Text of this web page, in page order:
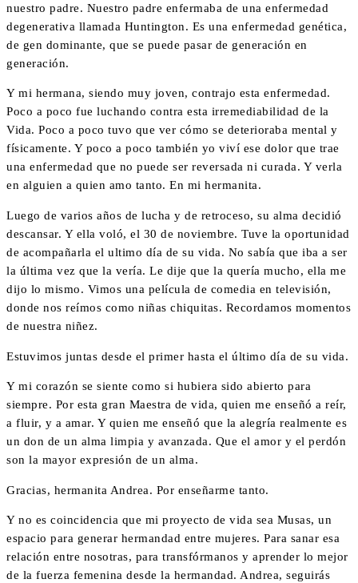
nuestro padre. Nuestro padre enfermaba de una enfermedad
degenerativa llamada Huntington. Es una enfermedad genética,
de gen dominante, que se puede pasar de generación en
generación.
Y mi hermana, siendo muy joven, contrajo esta enfermedad.
Poco a poco fue luchando contra esta irremediabilidad de la
Vida. Poco a poco tuvo que ver cómo se deterioraba mental y
físicamente. Y poco a poco también yo viví ese dolor que trae
una enfermedad que no puede ser reversada ni curada. Y verla
en alguien a quien amo tanto. En mi hermanita.
Luego de varios años de lucha y de retroceso, su alma decidió
descansar. Y ella voló, el 30 de noviembre. Tuve la oportunidad
de acompañarla el ultimo día de su vida. No sabía que iba a ser
la última vez que la vería. Le dije que la quería mucho, ella me
dijo lo mismo. Vimos una película de comedia en televisión,
donde nos reímos como niñas chiquitas. Recordamos momentos
de nuestra niñez.
Estuvimos juntas desde el primer hasta el último día de su vida.
Y mi corazón se siente como si hubiera sido abierto para
siempre. Por esta gran Maestra de vida, quien me enseñó a reír,
a fluir, y a amar. Y quien me enseñó que la alegría realmente es
un don de un alma limpia y avanzada. Que el amor y el perdón
son la mayor expresión de un alma.
Gracias, hermanita Andrea. Por enseñarme tanto.
Y no es coincidencia que mi proyecto de vida sea Musas, un
espacio para generar hermandad entre mujeres. Para sanar esa
relación entre nosotras, para transfórmanos y aprender lo mejor
de la fuerza femenina desde la hermandad. Andrea, seguirás